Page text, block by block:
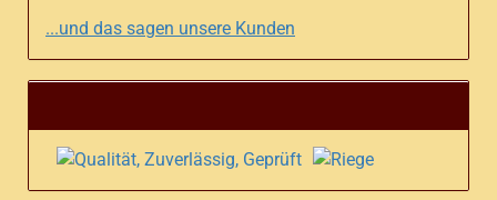
...und das sagen unsere Kunden